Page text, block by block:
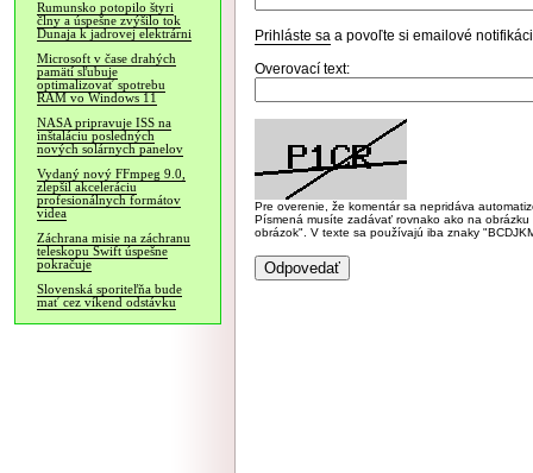
Rumunsko potopilo štyri
člny a úspešne zvýšilo tok
Dunaja k jadrovej elektrárni
Microsoft v čase drahých
pamätí sľubuje
optimalizovať spotrebu
RAM vo Windows 11
NASA pripravuje ISS na
inštaláciu posledných
nových solárnych panelov
Vydaný nový FFmpeg 9.0,
zlepšil akceleráciu
profesionálnych formátov
videa
Záchrana misie na záchranu
teleskopu Swift úspešne
pokračuje
Slovenská sporiteľňa bude
mať cez víkend odstávku
Prihláste sa a povoľte si emailové
Overovací text:
Pre overenie, že komentár sa nepridáva
Písmená musíte zadávať rovnako ako na
obrázok". V texte sa používajú iba znaky